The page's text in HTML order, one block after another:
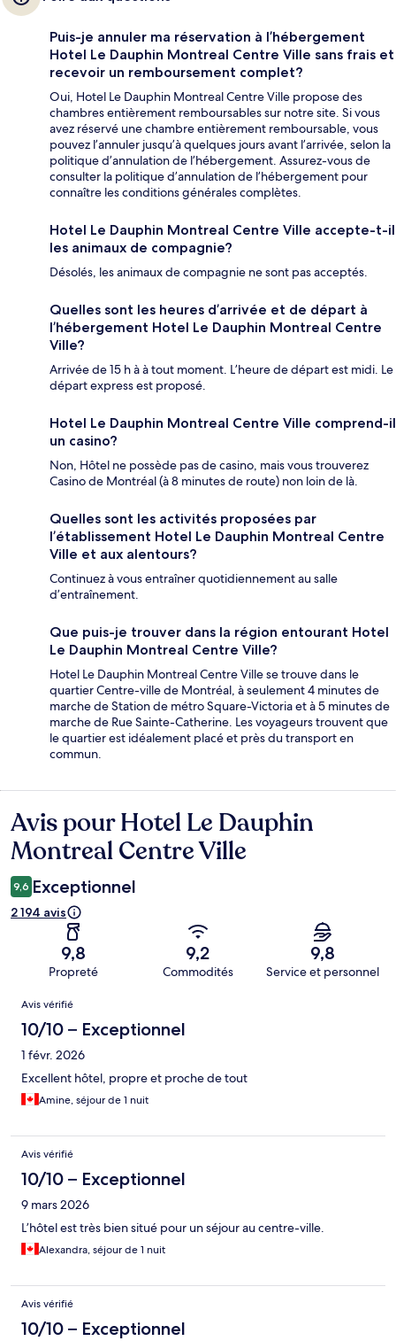
Puis-je annuler ma réservation à l’hébergement
Hotel Le Dauphin Montreal Centre Ville sans frais et
recevoir un remboursement complet?
Oui, Hotel Le Dauphin Montreal Centre Ville propose des
chambres entièrement remboursables sur notre site. Si vous
avez réservé une chambre entièrement remboursable, vous
pouvez l’annuler jusqu’à quelques jours avant l’arrivée, selon la
politique d’annulation de l’hébergement. Assurez-vous de
consulter la politique d’annulation de l’hébergement pour
connaître les conditions générales complètes.
Hotel Le Dauphin Montreal Centre Ville accepte-t-il
les animaux de compagnie?
Désolés, les animaux de compagnie ne sont pas acceptés.
Quelles sont les heures d’arrivée et de départ à
l’hébergement Hotel Le Dauphin Montreal Centre
Ville?
Arrivée de 15 h à à tout moment. L’heure de départ est midi. Le
départ express est proposé.
Hotel Le Dauphin Montreal Centre Ville comprend-il
un casino?
Non, Hôtel ne possède pas de casino, mais vous trouverez
Casino de Montréal (à 8 minutes de route) non loin de là.
Quelles sont les activités proposées par
l’établissement Hotel Le Dauphin Montreal Centre
Ville et aux alentours?
Continuez à vous entraîner quotidiennement au salle
d’entraînement.
Que puis-je trouver dans la région entourant Hotel
Le Dauphin Montreal Centre Ville?
Hotel Le Dauphin Montreal Centre Ville se trouve dans le
quartier Centre-ville de Montréal, à seulement 4 minutes de
marche de Station de métro Square-Victoria et à 5 minutes de
marche de Rue Sainte-Catherine. Les voyageurs trouvent que
le quartier est idéalement placé et près du transport en
commun.
Avis
Avis pour Hotel Le Dauphin
Montreal Centre Ville
9,6 Exceptionnel
2 194 avis
9,8
Propreté
9,2
Commodités
9,8
Service et personnel
Avis
Avis vérifié
10/10 – Exceptionnel
1 févr. 2026
Excellent hôtel, propre et proche de tout
Amine, séjour de 1 nuit
Avis vérifié
10/10 – Exceptionnel
9 mars 2026
L’hôtel est très bien situé pour un séjour au centre-ville.
Alexandra, séjour de 1 nuit
Avis vérifié
10/10 – Exceptionnel